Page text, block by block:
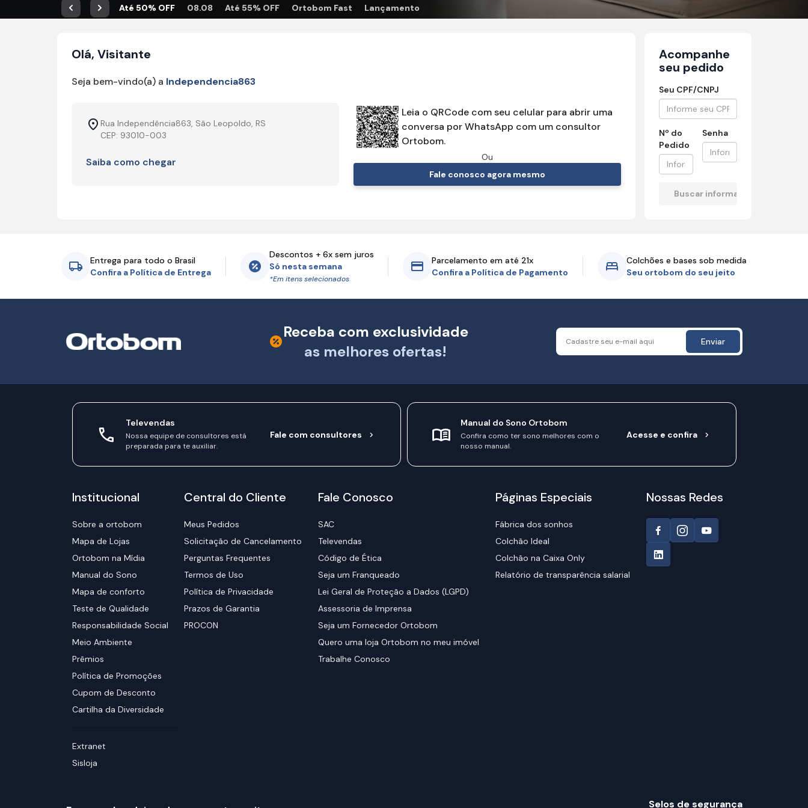
AnteriorPróximoAté 50% OFF 08.08 Até 55% OFF Ortobom Fast Lançamento
Olá, Visitante
Seja bem-vindo(a) a Independencia863
Rua Independência863, São Leopoldo, RS
CEP: 93010-003
Saiba como chegar
Leia o QRCode com seu celular para abrir uma
conversa por WhatsApp com um consultor
Ortobom.
Ou
Fale conosco agora mesmo
Acompanhe
seu pedido
Seu CPF/CNPJ
Nº do
Pedido
Senha
Entrega para todo o Brasil
Confira a Política de Entrega
Descontos + 6x sem juros
Só nesta semana
*Em itens selecionados
Parcelamento em até 21x
Confira a Política de Pagamento
Colchões e bases sob medida
Seu ortobom do seu jeito
Receba com exclusividade
as melhores ofertas!
Enviar
Televendas
Nossa equipe de consultores está
preparada para te auxiliar.
Fale com consultores
Manual do Sono Ortobom
Confira como ter sono melhores com o
nosso manual.
Acesse e confira
Institucional
Sobre a ortobom
Mapa de Lojas
Ortobom na Mídia
Manual do Sono
Mapa de conforto
Teste de Qualidade
Responsabilidade Social
Meio Ambiente
Prêmios
Política de Promoções
Cupom de Desconto
Cartilha da Diversidade
Extranet
Sisloja
Central do Cliente
Meus Pedidos
Solicitação de Cancelamento
Perguntas Frequentes
Termos de Uso
Política de Privacidade
Prazos de Garantia
PROCON
Fale Conosco
SAC
Televendas
Código de Ética
Seja um Franqueado
Lei Geral de Proteção a Dados (LGPD)
Assessoria de Imprensa
Seja um Fornecedor Ortobom
Quero uma loja Ortobom no meu imóvel
Trabalhe Conosco
Páginas Especiais
Fábrica dos sonhos
Colchão Ideal
Colchão na Caixa Only
Relatório de transparência salarial
Nossas Redes
Selos de segurança